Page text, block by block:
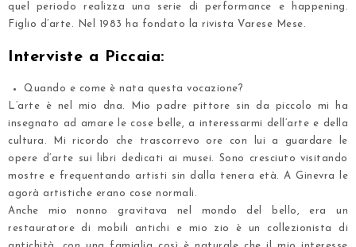
quel periodo realizza una serie di performance e happening.
Figlio d’arte. Nel 1983 ha fondato la rivista Varese Mese.
Interviste a Piccaia:
Quando e come è nata questa vocazione?
L’arte è nel mio dna. Mio padre pittore sin da piccolo mi ha
insegnato ad amare le cose belle, a interessarmi dell’arte e della
cultura. Mi ricordo che trascorrevo ore con lui a guardare le
opere d’arte sui libri dedicati ai musei. Sono cresciuto visitando
mostre e frequentando artisti sin dalla tenera età. A Ginevra le
agorà artistiche erano cose normali.
Anche mio nonno gravitava nel mondo del bello, era un
restauratore di mobili antichi e mio zio è un collezionista di